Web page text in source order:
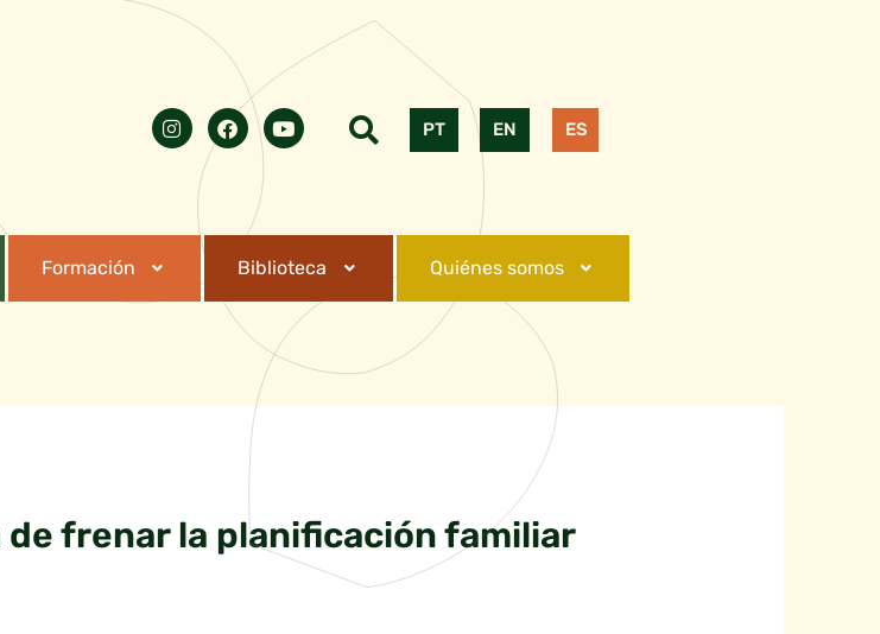
PT EN ES
Formación Biblioteca Quiénes somos
de frenar la planificación familiar